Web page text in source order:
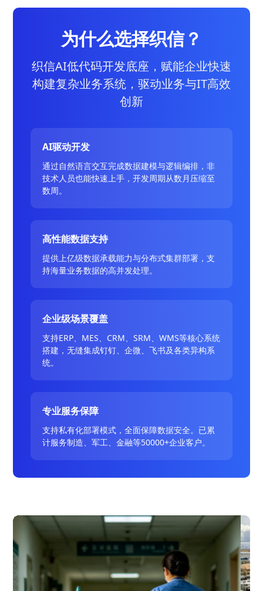
为什么选择织信？
织信AI低代码开发底座，赋能企业快速
构建复杂业务系统，驱动业务与IT高效
创新
AI驱动开发
通过自然语言交互完成数据建模与逻辑编排，非
技术人员也能快速上手，开发周期从数月压缩至
数周。
高性能数据支持
提供上亿级数据承载能力与分布式集群部署，支
持海量业务数据的高并发处理。
企业级场景覆盖
支持ERP、MES、CRM、SRM、WMS等核心系统
搭建，无缝集成钉钉、企微、飞书及各类异构系
统。
专业服务保障
支持私有化部署模式，全面保障数据安全。已累
计服务制造、军工、金融等50000+企业客户。